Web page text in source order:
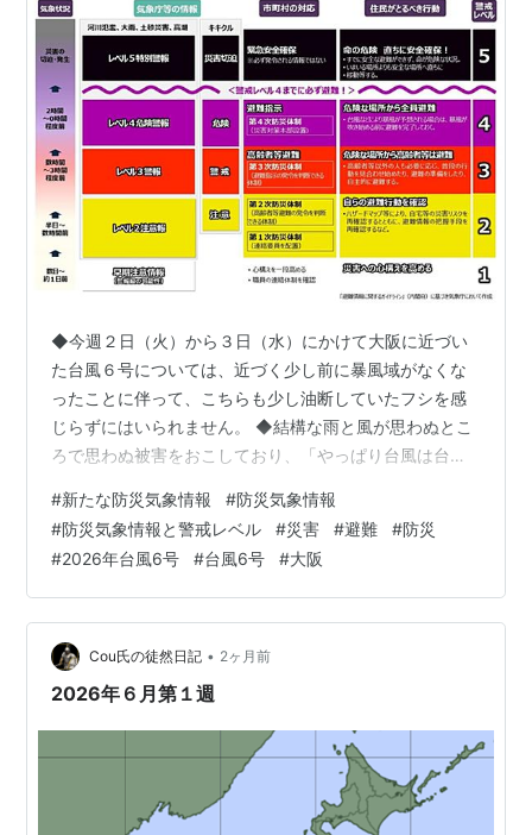
◆今週２日（火）から３日（水）にかけて大阪に近づい
た台風６号については、近づく少し前に暴風域がなくな
ったことに伴って、こちらも少し油断していたフシを感
じらずにはいられません。 ◆結構な雨と風が思わぬとこ
ろで思わぬ被害をおこしており、「やっぱり台風は台風
大阪で能勢町の国道477号で大きな崩落があったニュース
以外に聞き及んでいる大きな被害はありませんが、私の
近所の各所ではいろいろな些細ではありますが、けれど
日常生活には十分に支障が出る被害というのはありまし
た。 ◆大阪市内、市街地などではたいしたことはなかっ
たのかもしれませんが、大阪府下では一時的…
#新たな防災気象情報 #防災気象情報
#防災気象情報と警戒レベル #災害 #避難 #防災
#2026年台風6号 #台風6号 #大阪
Cou氏の徒然日記 • 2ヶ月前
2026年６月第１週